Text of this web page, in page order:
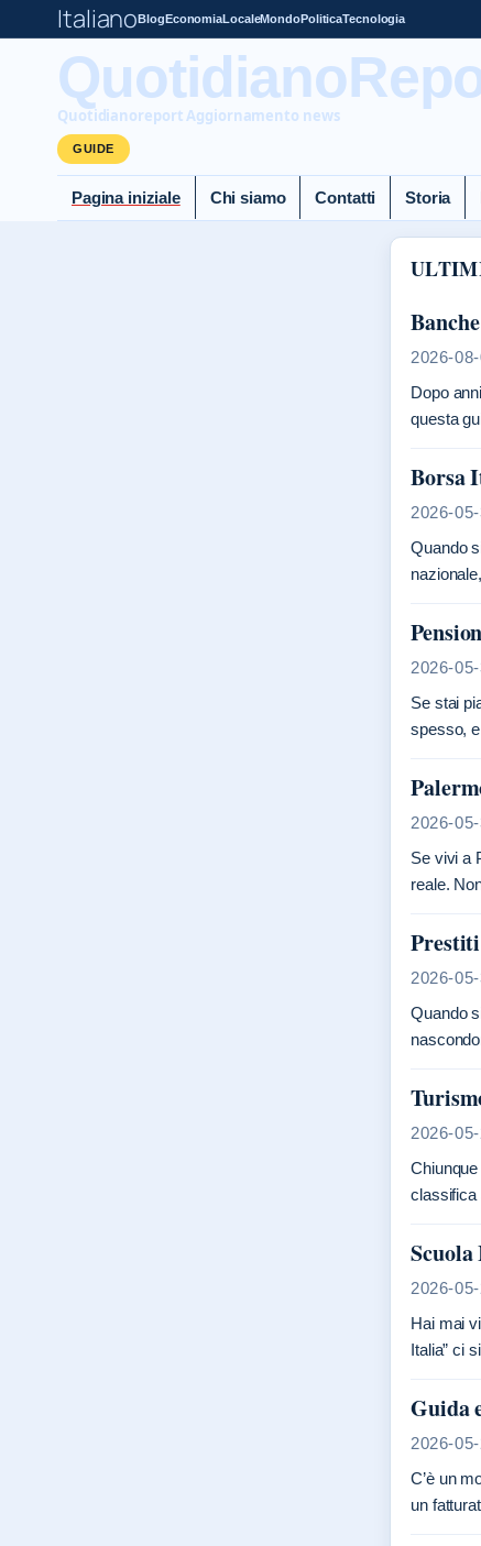
ItalianoBlogEconomiaLocaleMondoPoliticaTecnologia
Quotidianoreport Aggiornamento news
GUIDE
Pagina iniziale Chi siamo Contatti Storia
2026-
Dopo
questa
Borsa
2026-05-
Quando
2026-05-
Se stai
spesso,
2026-
Se vivi a
reale.
2026-
Quando
2026-
classifica
2026-
Hai mai
Italia” ci
Guida
2026-
C’è un
un